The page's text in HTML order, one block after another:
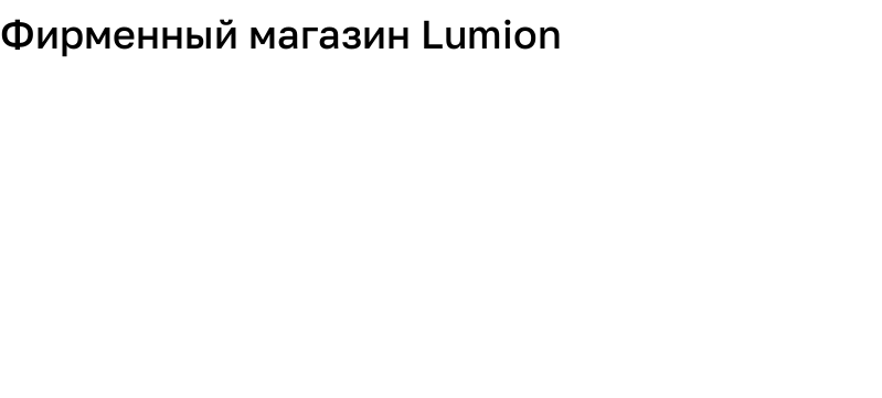
Фирменный магазин Lumion